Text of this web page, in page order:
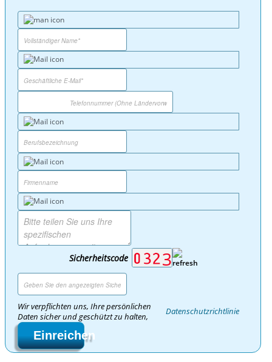
Sicherheitscode
Wir verpflichten uns, Ihre persönlichen
Daten sicher und geschützt zu halten,
Datenschutzrichtlinie
Einreichen